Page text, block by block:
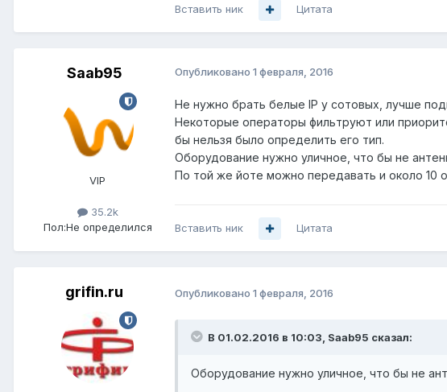
Вставить ник Цитата
Saab95
VIP
35.2k
Пол:Не определился
Опубликовано 1 февраля, 2016
Не нужно брать белые IP у сотовых, лучше
Некоторые операторы фильтруют или
бы нельзя было определить его тип.
Оборудование нужно уличное, что бы не
По той же йоте можно передавать и около 10
Вставить ник Цитата
grifin.ru Опубликовано 1 февраля, 2016
В 01.02.2016 в 10:03, Saab95 сказал:
Оборудование нужно уличное, что бы не